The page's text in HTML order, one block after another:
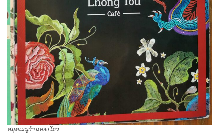
สมุดเมนูร้านหลงโถว